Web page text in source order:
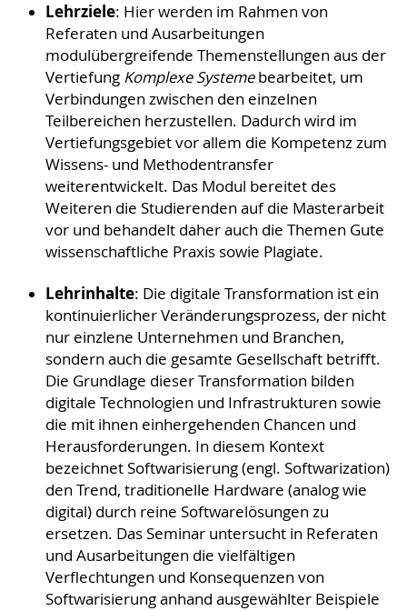
Lehrziele: Hier werden im Rahmen von
Referaten und Ausarbeitungen
modulübergreifende Themenstellungen aus der
VertiefungKomplexe Systemebearbeitet, um
Verbindungen zwischen den einzelnen
Teilbereichen herzustellen. Dadurch wird im
Vertiefungsgebiet vor allem die Kompetenz zum
Wissens- und Methodentransfer
weiterentwickelt. Das Modul bereitet des
Weiteren die Studierenden auf die Masterarbeit
vor und behandelt daher auch die Themen Gute
wissenschaftliche Praxis sowie Plagiate.
Lehrinhalte: Die digitale Transformation ist ein
kontinuierlicher Veränderungsprozess, der nicht
nur einzlene Unternehmen und Branchen,
sondern auch die gesamte Gesellschaft betrifft.
Die Grundlage dieser Transformation bilden
digitale Technologien und Infrastrukturen sowie
die mit ihnen einhergehenden Chancen und
Herausforderungen. In diesem Kontext
bezeichnet Softwarisierung (engl. Softwarization)
den Trend, traditionelle Hardware (analog wie
digital) durch reine Softwarelösungen zu
ersetzen. Das Seminar untersucht in Referaten
und Ausarbeitungen die vielfältigen
Verflechtungen und Konsequenzen von
Softwarisierung anhand ausgewählter Beispiele